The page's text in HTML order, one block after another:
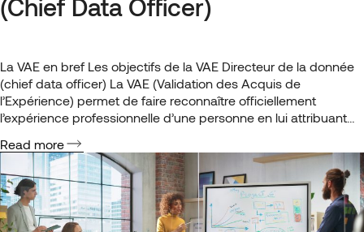
(Chief Data Officer)
La VAE en bref Les objectifs de la VAE Directeur de la donnée
(chief data officer) La VAE (Validation des Acquis de
l’Expérience) permet de faire reconnaître officiellement
l’expérience professionnelle d’une personne en lui attribuant
compétences. Contrairement à la formation classique, qui vise
à développer de nouvelles…
Read more